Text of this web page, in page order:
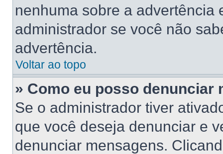
nenhuma sobre a advertência
administrador se você não
advertência.
Voltar ao topo
» Como eu posso denunciar
Se o administrador tiver
que você deseja denunciar e
denunciar mensagens.